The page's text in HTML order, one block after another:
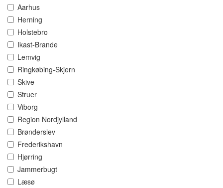
Aarhus
Herning
Holstebro
Ikast-Brande
Lemvig
Ringkøbing-Skjern
Skive
Struer
Viborg
Region Nordjylland
Brønderslev
Frederikshavn
Hjørring
Jammerbugt
Læsø